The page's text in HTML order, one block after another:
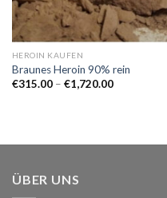
HEROIN KAUFEN
Braunes Heroin 90% rein
€315.00 – €1,720.00Preisspanne:
ÜBER UNS